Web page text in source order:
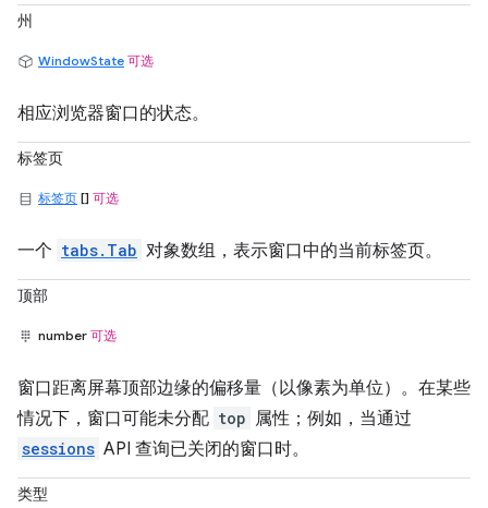
州
WindowState 可选
相应浏览器窗口的状态。
标签页
标签页 [] 可选
一个 tabs.Tab 对象数组，表示窗口中的当前标签页。
顶部
number 可选
窗口距离屏幕顶部边缘的偏移量（以像素为单位）。在某些
情况下，窗口可能未分配 top 属性；例如，当通过
sessions API 查询已关闭的窗口时。
类型